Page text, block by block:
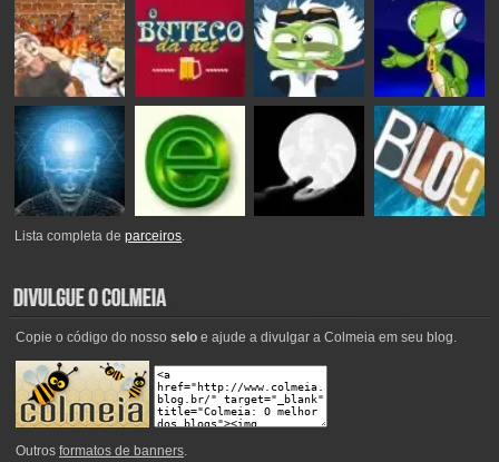
Lista completa deparceiros.
Copie o código do nosso seloe ajude a divulgar a Colmeia em seu blog.
Outros formatos de banners.